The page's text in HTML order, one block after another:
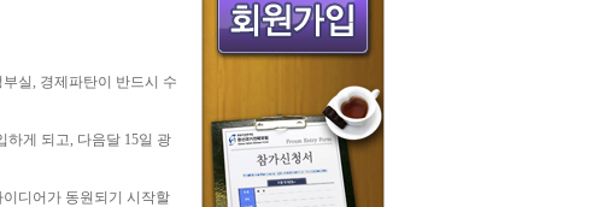
실, 경제파탄이 반드시 수
게 되고, 다음달 15일 광
디어가 동원되기 시작할